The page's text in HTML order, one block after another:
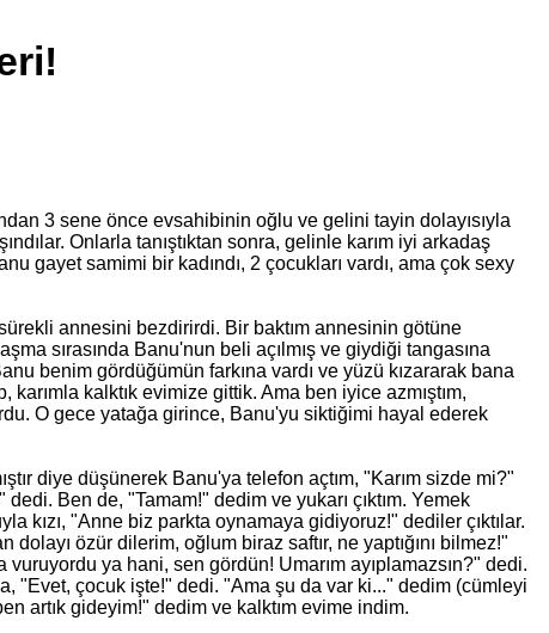
3 sene önce evsahibinin oğlu ve gelini tayin dolayısıyla
Onlarla tanıştıktan sonra, gelinle karım iyi arkadaş
gayet samimi bir kadındı, 2 çocukları vardı, ama çok sexy
annesini bezdirirdi. Bir baktım annesinin götüne
sırasında Banu'nun beli açılmış ve giydiği tangasına
benim gördüğümün farkına vardı ve yüzü kızararak bana
kalktık evimize gittik. Ama ben iyice azmıştım,
O gece yatağa girince, Banu'yu siktiğimi hayal ederek
diye düşünerek Banu'ya telefon açtım, "Karım sizde mi?"
Ben de, "Tamam!" dedim ve yukarı çıktım. Yemek
kızı, "Anne biz parkta oynamaya gidiyoruz!" dediler çıktılar.
dolayı özür dilerim, oğlum biraz saftır, ne yaptığını bilmez!"
vuruyordu ya hani, sen gördün! Umarım ayıplamazsın?" dedi.
"Evet, çocuk işte!" dedi. "Ama şu da var ki..." dedim (cümleyi
artık gideyim!" dedim ve kalktım evime indim.